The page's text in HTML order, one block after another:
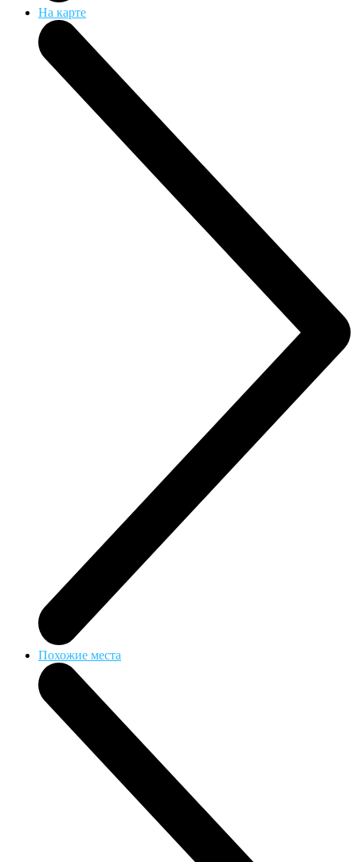
На карте
Похожие места